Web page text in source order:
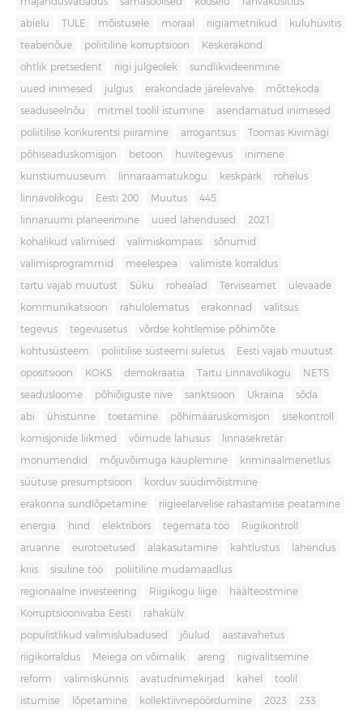
abielu TULE mõistusele moraal riigiametnikud kuluhüvitis
teabenõue poliitiline korruptsioon Keskerakond
ohtlik pretsedent riigi julgeolek sundlikvideerimine
uued inimesed julgus erakondade järelevalve mõttekoda
seaduseelnõu mitmel toolil istumine asendamatud inimesed
poliitilise konkurentsi piiramine arrogantsus Toomas Kivimägi
põhiseaduskomisjon betoon huvitegevus inimene
kunstiumuuseum linnaraamatukogu keskpark rohelus
linnavolikogu Eesti 200 Muutus 445
linnaruumi planeerimine uued lahendused 2021
kohalikud valimised valimiskompass sõnumid
valimisprogrammid meelespea valimiste korraldus
tartu vajab muutust Süku rohealad Terviseamet ülevaade
kommunikatsioon rahulolematus erakonnad valitsus
tegevus tegevusetus võrdse kohtlemise põhimõte
kohtusüsteem poliitilise süsteemi suletus Eesti vajab muutust
opositsioon KOKS demokraatia Tartu Linnavolikogu NETS
seadusloome põhiõiguste riive sanktsioon Ukraina sõda
abi ühistunne toetamine põhimääruskomisjon sisekontroll
komisjonide liikmed võimude lahusus linnasekretär
monumendid mõjuvõimuga kauplemine kriminaalmenetlus
süütuse presumptsioon korduv süüdimõistmine
erakonna sundlõpetamine riigieelarvelise rahastamise peatamine
energia hind elektribörs tegemata töö Riigikontroll
aruanne eurotoetused alakasutamine kahtlustus lahendus
kriis sisuline töö poliitiline mudamaadlus
regionaalne investeering Riigikogu liige häälteostmine
Korruptsioonivaba Eesti rahakülv
populistlikud valimislubadused jõulud aastavahetus
riigikorraldus Meiega on võimalik areng riigivalitsemine
reform valimiskünnis avatudnimekirjad kahel toolil
istumise lõpetamine kollektiivnepöördumine 2023 233